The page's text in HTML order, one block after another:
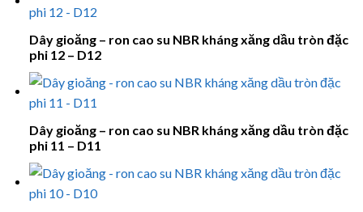
Dây gioăng – ron cao su NBR kháng xăng dầu tròn đặc
phi 12 – D12
Dây gioăng – ron cao su NBR kháng xăng dầu tròn đặc
phi 11 – D11